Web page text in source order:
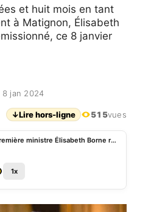
et huit mois en tant
à Matignon, Élisabeth
ce 8 janvier
8 jan 2024
↓Lire hors-ligne 515vues
France : la Première ministre Élisabeth Borne rend sa démission
1x